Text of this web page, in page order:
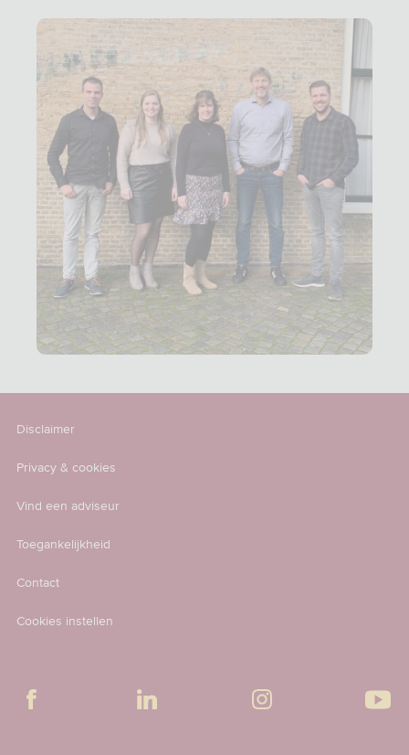
Disclaimer
Privacy & cookies
Vind een adviseur
Toegankelijkheid
Contact
Cookies instellen